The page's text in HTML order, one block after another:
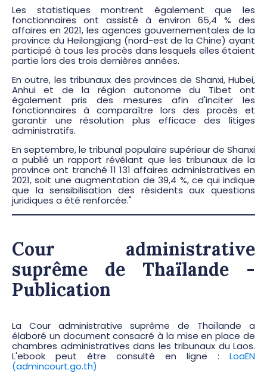
Les statistiques montrent également que les
fonctionnaires ont assisté à environ 65,4 % des
affaires en 2021, les agences gouvernementales de la
province du Heilongjiang (nord-est de la Chine) ayant
participé à tous les procès dans lesquels elles étaient
partie lors des trois dernières années.
En outre, les tribunaux des provinces de Shanxi, Hubei,
Anhui et de la région autonome du Tibet ont
également pris des mesures afin d'inciter les
fonctionnaires à comparaître lors des procès et
garantir une résolution plus efficace des litiges
administratifs.
En septembre, le tribunal populaire supérieur de Shanxi
a publié un rapport révélant que les tribunaux de la
province ont tranché 11 131 affaires administratives en
2021, soit une augmentation de 39,4 %, ce qui indique
que la sensibilisation des résidents aux questions
juridiques a été renforcée."
Cour administrative
suprême de Thaïlande -
Publication
La Cour administrative suprême de Thaïlande a
élaboré un document consacré à la mise en place de
chambres administratives dans les tribunaux du Laos.
L'ebook peut être consulté en ligne : LoaEN
(admincourt.go.th)